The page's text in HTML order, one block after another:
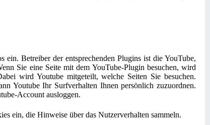
Betreiber der entsprechenden Plugins ist die YouTube,
Sie eine Seite mit dem YouTube-Plugin besuchen, wird
wird Youtube mitgeteilt, welche Seiten Sie besuchen.
Youtube Ihr Surfverhalten Ihnen persönlich zuzuordnen.
Account ausloggen.
ein, die Hinweise über das Nutzerverhalten sammeln.